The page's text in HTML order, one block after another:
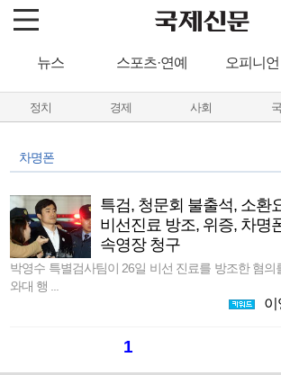
뉴스 스포츠·연예 오피니언
정치 경제 사회
차명폰
특검, 청문회 불출석, 소환
비선진료 방조, 위증, 차명
속영장 청구
박영수 특별검사팀이 26일 비선 진료를 방조한 혐의
와대 행 ...
이
1